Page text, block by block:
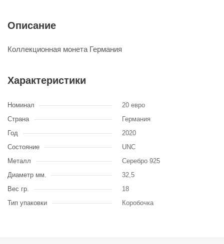
Описание
Коллекционная монета Германия
Характеристики
Номинал
20 евро
Страна
Германия
Год
2020
Состояние
UNC
Металл
Серебро 925
Диаметр мм.
32,5
Вес гр.
18
Тип упаковки
Коробочка